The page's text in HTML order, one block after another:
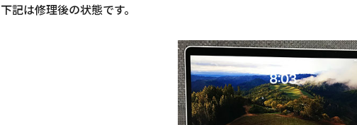
下記は修理後の状態です。